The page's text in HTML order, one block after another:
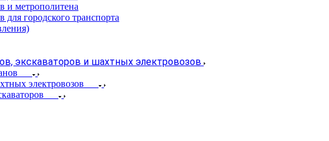
и метрополитена
для городского транспорта
экскаваторов и шахтных электровозов
электровозов